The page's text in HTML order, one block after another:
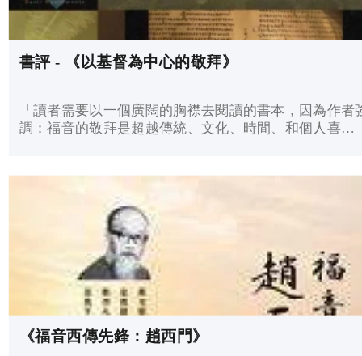
書評 - 《以基督為中心的敬拜》
「讀者需要以一個廣闊的胸襟去閱讀的書本，因為作者
調：福音的敬拜是超越傳統、文化、時間、和個人喜
《福音西傳先鋒：趙西門》